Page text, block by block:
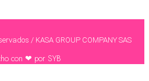
/ KASA GROUP COMPANY SAS
con ❤ por SYB